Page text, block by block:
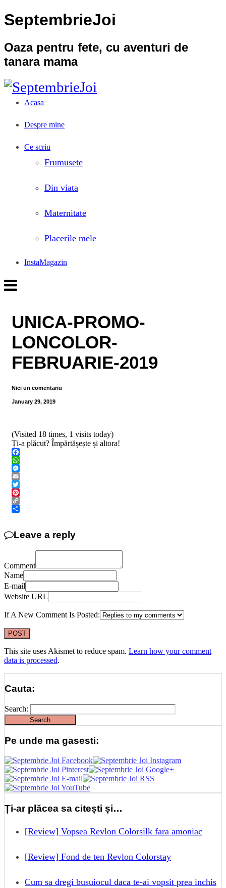
SeptembrieJoi
Oaza pentru fete, cu aventuri de
tanara mama
Acasa
Despre mine
Ce scriu
Frumusete
Din viata
Maternitate
Placerile mele
InstaMagazin
UNICA-PROMO-
LONCOLOR-
FEBRUARIE-2019
Nici un comentariu
January 29, 2019
(Visited 18 times, 1 visits today)
Ți-a plăcut? Împărtășește și altora!
Facebook
WhatsApp
Messenger
Email
Twitter
Pinterest
Copy
Leave a reply
Comment
Name
E-mail
Website URL
If A New Comment Is Posted:
This site uses Akismet to reduce spam. Learn how your comment
data is processed.
Cauta:
Search:
Pe unde ma gasesti:
Ți-ar plăcea sa citești și…
[Review] Vopsea Revlon Colorsilk fara amoniac
[Review] Fond de ten Revlon Colorstay
Cum sa dregi busuiocul daca te-ai vopsit prea inchis